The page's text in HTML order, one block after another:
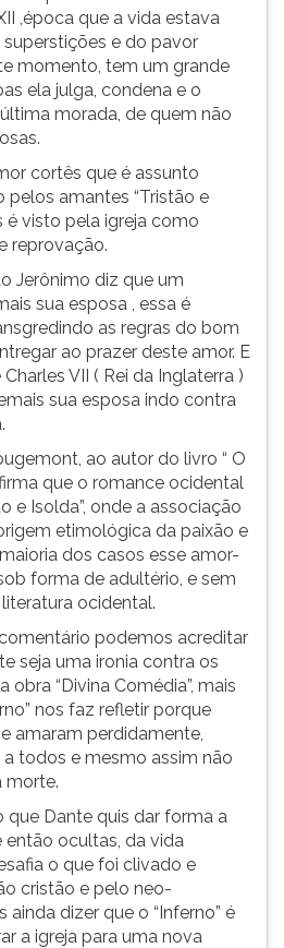
,época que a vida estava
e do pavor
momento, tem um grande
ela julga, condena e o
morada, de quem não
cortês que é assunto
amantes “Tristão e
é visto pela igreja como
reprovação.
Jerônimo diz que um
sua esposa , essa é
as regras do bom
ao prazer deste amor. E
VII ( Rei da Inglaterra )
sua esposa indo contra
ao autor do livro “ O
que o romance ocidental
e Isolda”, onde a associação
etimológica da paixão e
dos casos esse amor-
forma de adultério, e sem
ocidental.
podemos acreditar
seja uma ironia contra os
obra “Divina Comédia”, mais
nos faz refletir porque
amaram perdidamente,
todos e mesmo assim não
morte.
que Dante quis dar forma a
então ocultas, da vida
o que foi clivado e
cristão e pelo neo-
dizer que o “Inferno” é
a igreja para uma nova